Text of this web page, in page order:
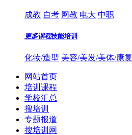
成教 自考 网教 电大 中职
更多课程技能培训
化妆/造型 美容/美发/美体/康复
网站首页
培训课程
学校汇总
搜培训
专题报道
搜培训网